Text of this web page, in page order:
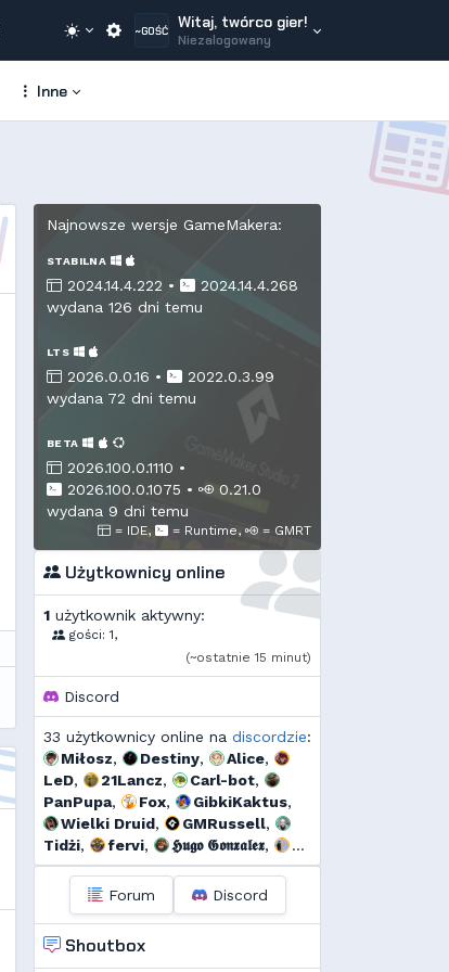
~GOŚĆ Witaj, twórco gier!
Niezalogowany
Inne
Najnowsze wersje GameMakera:
STABILNA
2024.14.4.222 •
2024.14.4.268
wydana 126 dni temu
LTS
2026.0.0.16 •
2022.0.3.99
wydana 72 dni temu
BETA
2026.100.0.1110 •
2026.100.0.1075 •
0.21.0
wydana 9 dni temu
= IDE, = Runtime, = GMRT
Użytkownicy online
1 użytkownik aktywny:
gości: 1,
(~ostatnie 15 minut)
Discord
33 użytkownicy online na discordzie:
Miłosz, Destiny, Alice,
LeD, 21Lancz, Carl-bot,
PanPupa, Fox, GibkiKaktus,
Wielki Druid, GMRussell,
Tidżi, fervi, 𝕳𝖚𝖌𝖔 𝕲𝖔𝖓𝖝𝖆𝖑𝖊𝖝,
Threef, s..., Murrri,
HappyOrange
Dyno ,
🆅🅸🆃🅾74🅼, szmalu,
OdrzuconyKrakers
Forum Discord
Shoutbox